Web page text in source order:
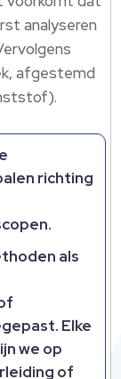
analyseren
afgestemd
richting
als
Elke
we op
of